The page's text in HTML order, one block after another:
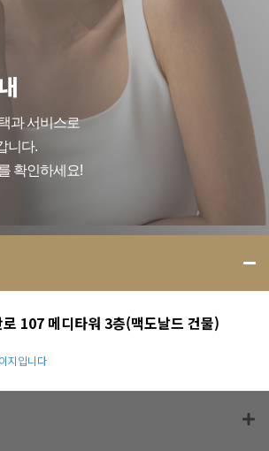
과 서비스로
니다.
확인하세요!
107 메디타워 3층(맥도날드 건물)
지입니다